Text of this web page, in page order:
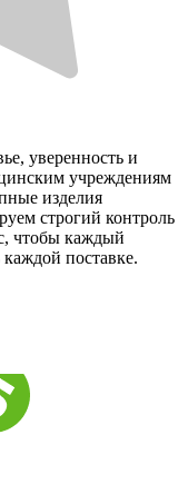
уверенность и
учреждениям
изделия
строгий контроль
чтобы каждый
поставке.